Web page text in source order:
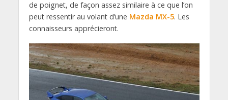
de poignet, de façon assez similaire à ce que l’on
peut ressentir au volant d’une Mazda MX-5. Les
connaisseurs apprécieront.